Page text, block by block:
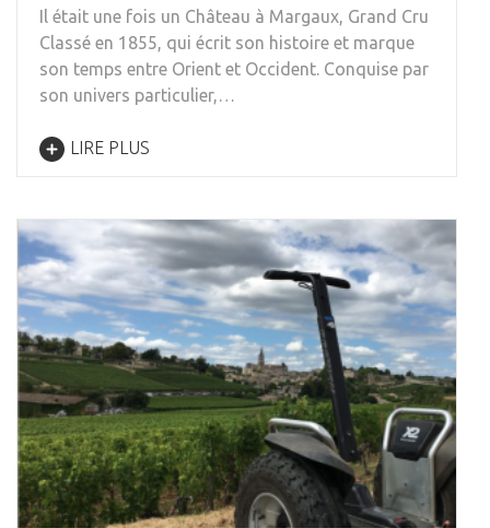
Il était une fois un Château à Margaux, Grand Cru
Classé en 1855, qui écrit son histoire et marque
son temps entre Orient et Occident. Conquise par
son univers particulier,…
LIRE PLUS